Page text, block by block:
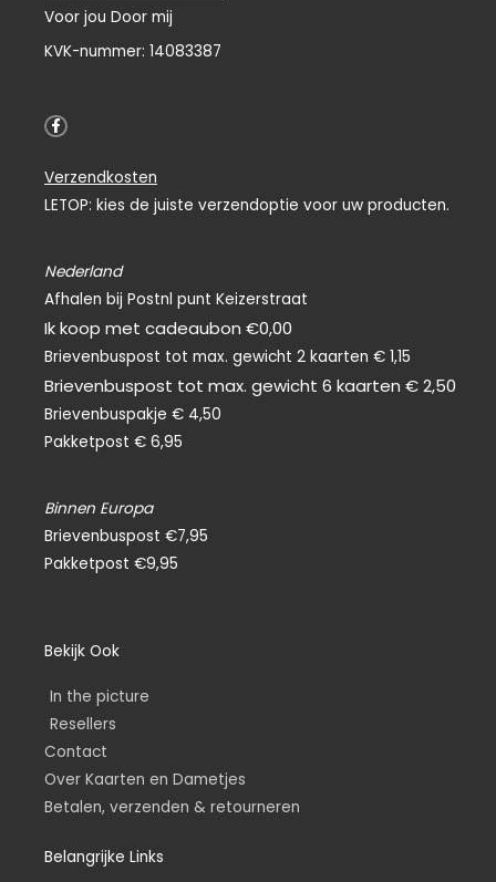
Voor jou Door mij
KVK-nummer: 14083387
F
a
b
o
Verzendkosten
LETOP: kies de juiste verzendoptie voor uw producten.
Nederland
Afhalen bij Postnl punt Keizerstraat
Ik koop met cadeaubon €0,00
Brievenbuspost tot max. gewicht 2 kaarten € 1,15
Brievenbuspost tot max. gewicht 6 kaarten € 2,50
Brievenbuspakje € 4,50
Pakketpost € 6,95
Binnen Europa
Brievenbuspost €7,95
Pakketpost €9,95
Bekijk Ook
In the picture
Resellers
Contact
Over Kaarten en Dametjes
Betalen, verzenden & retourneren
Belangrijke Links